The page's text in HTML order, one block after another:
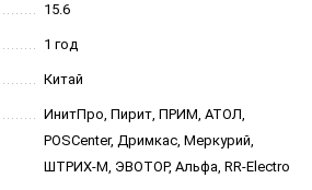
15.6
1 год
Китай
ИнитПро, Пирит, ПРИМ, АТОЛ,
POSCenter, Дримкас, Меркурий,
ШТРИХ-М, ЭВОТОР, Альфа, RR-Electro